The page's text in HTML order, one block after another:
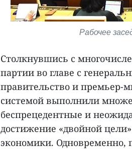
Рабочее
Столкнувшись с
партии во главе с
правительство и премьер-
системой выполнили
беспрецедентные и
достижение «двойной
экономики. Одновременно,